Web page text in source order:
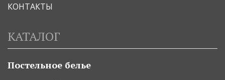
КОНТАКТЫ
КАТАЛОГ
Постельное белье